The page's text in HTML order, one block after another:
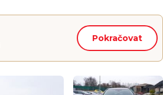
Pokračovat